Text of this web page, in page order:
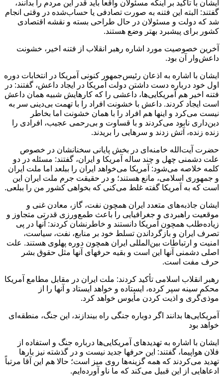
ایشان با تأکید بر اینکه مسئولان واقعاً باید قدر این مردم را بدانند،
گفتند: البته این فتنه به صورت تصادفی یا حساب‌شده در وقتی انجام
شد که دولت و مسئولان در حال طراحی بسته و نقشه اقتصادی
کشور برای پیشبرد بهتر وضع هستند.
آخرین خصوصیت مورد اشاره رهبر انقلاب از فتنه اخیر، خشونت
داعش‌وار آن بود.
ایشان با اشاره به اذعان رئیس‌جمهور کنونی آمریکا در انتخابات دوره
اول خود درباره دست داشتن دولت آمریکا در ایجاد داعش، گفتند: در
فتنه اخیر هم آمریکایی‌ها، داعشی را که کارهایش شبیه همان داعش
است ایجاد کردند. داعش با خشونت افراد را با تهمت بی‌دینی سر به
نیست می‌کرد و اینها هم افراد را با همان خشونت اما بخاطر
دین‌داری نابود می‌کردند و با قساوت و بی‌رحمی عجیب، افرادی را
زنده زنده، آتش زدند و سرهایی را بریدند.
حضرت آیت‌الله خامنه‌ای در بخش پایانی سخنان‎شان در خصوص
علت دشمنی چهل و چند ساله آمریکا و ایران، گفتند: مسئله در دو
کلمه خلاصه می‌شود: آمریکا می‌خواهد ایران را ببلعد اما ملت ایران
و جمهوری اسلامی، مانع هستند؛ و در حقیقت جرم ملت ایران این
است که به آمریکا گفته غلط می‌کنی که بخواهی کشور من را ببلعی.
ایشان جاذبه‌های متعدد ایران همچون نفت، گاز، معادن غنی و
موقعیت راهبردی و جغرافیایی را باعث طمع‌ورزی قدرتی متجاوز و
زیاده‌طلب همچون آمریکا دانستند و خاطرنشان کردند: آنها در پی
تصرف ایران و بازگرداندن تسلط خود بر منابع، نفت، سیاست،
امنیت و ارتباطات بین‌المللی ایران همچون دوره پهلوی هستند. علت
اصلی دشمنی آنها این است و بقیه حرفهای آنها مثل حقوق بشر
حرف مفت است.
رهبر انقلاب اسلامی تأکید کردند: ملت ایران در مقابل مطامع آمریکا
محکم سینه سپر کرده، ایستاده و خواهد ایستاد و آنها را از
موذی‌گری و اذیت کردن مأیوس خواهد کرد.
آمریکایی‌ها بدانند اگر دوباره جنگی راه بیندازند، این جنگ، منطقه‌ای
خواهد بود
ایشان با اشاره به تهدیدهای آمریکایی‌ها درباره جنگ و استفاده از
فلان هواپیما، گفتند: این حرفها جدید نیست و در گذشته نیز بارها
تهدید می‌کردند که همه گزینه‌ها روی میز است؛ حالا هم این آقا مرتباً
ادعاهایی از این قبیل می‌کند که ما ناو آورده‌ایم.